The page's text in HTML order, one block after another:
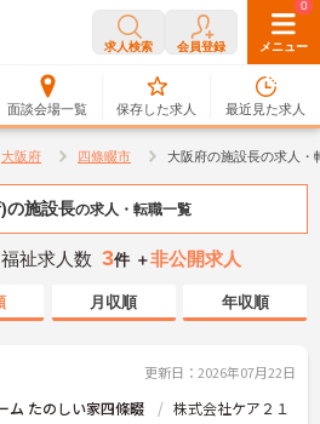
求人検索 会員登録 メニュー
面談会場一覧
0
保存した求人
0
最近見た求人
大阪府 四條畷市 大阪府の施設長の求人・
の施設長の求人・転職一覧
祉求人数 3件 ＋非公開求人
月収順 年収順
更新日：2026年07月22日
ム たのしい家四條畷 株式会社ケア２１